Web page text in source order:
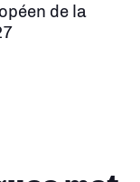
de la